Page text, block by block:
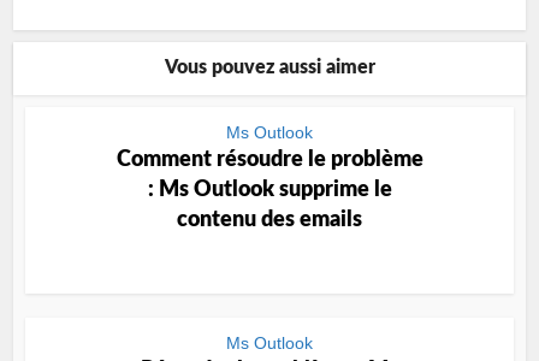
Vous pouvez aussi aimer
Ms Outlook
Comment résoudre le problème
: Ms Outlook supprime le
contenu des emails
Ms Outlook